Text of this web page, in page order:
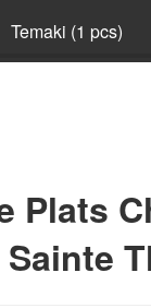
Temaki (1 pcs)
Plats